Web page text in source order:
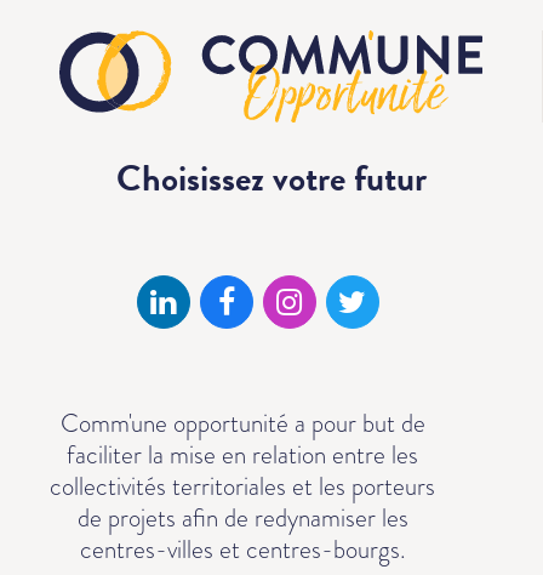
Choisissez votrefutur
Comm'une opportunité a pour but de
faciliter la mise en relation entre les
collectivités territoriales et les porteurs
de projets afin de redynamiser les
centres-villes et centres-bourgs.